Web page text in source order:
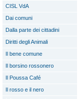
CISL VdA
Dai comuni
Dalla parte dei cittadini
Diritti degli Animali
Il bene comune
Il borsino rossonero
Il Poussa Café
Il rosso e il nero